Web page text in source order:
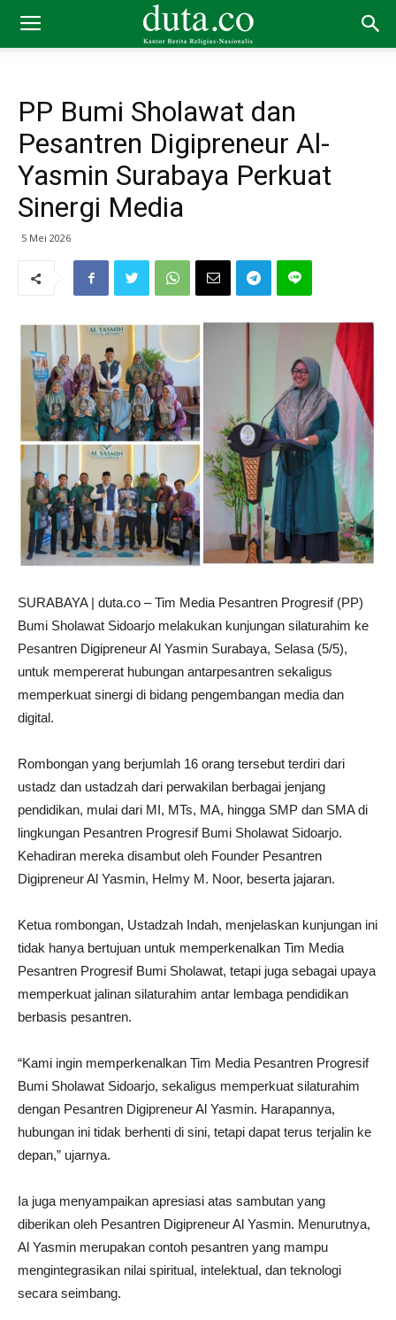
PP Bumi Sholawat dan
Pesantren Digipreneur Al-
Yasmin Surabaya Perkuat
Sinergi Media
5 Mei 2026
SURABAYA | duta.co – Tim Media Pesantren Progresif (PP)
Bumi Sholawat Sidoarjo melakukan kunjungan silaturahim ke
Pesantren Digipreneur Al Yasmin Surabaya, Selasa (5/5),
untuk mempererat hubungan antarpesantren sekaligus
memperkuat sinergi di bidang pengembangan media dan
digital.
Rombongan yang berjumlah 16 orang tersebut terdiri dari
ustadz dan ustadzah dari perwakilan berbagai jenjang
pendidikan, mulai dari MI, MTs, MA, hingga SMP dan SMA di
lingkungan Pesantren Progresif Bumi Sholawat Sidoarjo.
Kehadiran mereka disambut oleh Founder Pesantren
Digipreneur Al Yasmin, Helmy M. Noor, beserta jajaran.
Ketua rombongan, Ustadzah Indah, menjelaskan kunjungan ini
tidak hanya bertujuan untuk memperkenalkan Tim Media
Pesantren Progresif Bumi Sholawat, tetapi juga sebagai upaya
memperkuat jalinan silaturahim antar lembaga pendidikan
berbasis pesantren.
“Kami ingin memperkenalkan Tim Media Pesantren Progresif
Bumi Sholawat Sidoarjo, sekaligus memperkuat silaturahim
dengan Pesantren Digipreneur Al Yasmin. Harapannya,
hubungan ini tidak berhenti di sini, tetapi dapat terus terjalin ke
depan,” ujarnya.
Ia juga menyampaikan apresiasi atas sambutan yang
diberikan oleh Pesantren Digipreneur Al Yasmin. Menurutnya,
Al Yasmin merupakan contoh pesantren yang mampu
mengintegrasikan nilai spiritual, intelektual, dan teknologi
secara seimbang.